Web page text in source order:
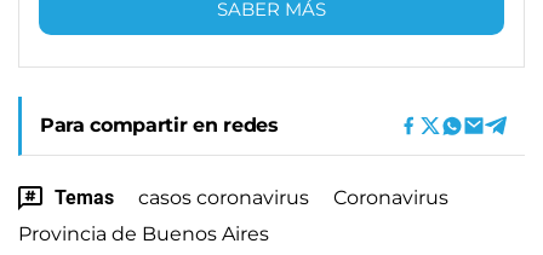
SABER MÁS
Para compartir en redes
Temas casos coronavirus
Coronavirus
Provincia de Buenos Aires